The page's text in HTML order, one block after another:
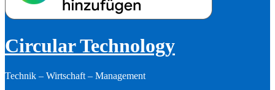
Circular Technology
Technik – Wirtschaft – Management